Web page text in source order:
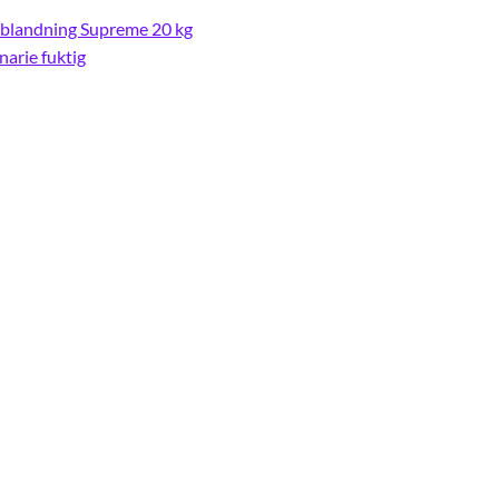
Supreme 20 kg
fuktig